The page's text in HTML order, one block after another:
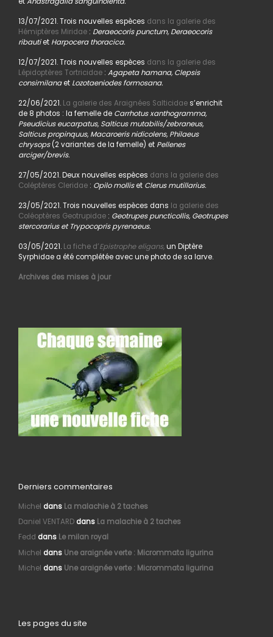
13/07/2021. Trois nouvelles espèces dans la galerie des
Hémiptères Miridae: Deraeocoris punctum, Deraeocoris
ribautiet Harpocera thoracica.
12/07/2021. Trois nouvelles espèces dans la galerie des
Lépidoptères Tortricidae: Agapeta hamana, Clepsis
consimilanaet Lozotaeniodes formosana.
22/06/2021. La galerie des Araignées Salticidaes’enrichit
de 8 photos : la femelle de Carrhotus xanthogramma,
Pseudicius eucarpatus, Salticus mutabilis/zebraneus,
Salticus propinquus, Macaroeris nidicolens, Philaeus
chrysops(2 variantes de la femelle) et Pellenes
arciger/brevis.
27/05/2021. Deux nouvelles espèces dans la galerie des
Coléptères Cleridae: Opilo molliset Clerus mutillarius.
23/05/2021. Trois nouvelles espèces dans la galerie des
Coléoptères Geotrupidae: Geotrupes puncticollis, Geotrupes
stercorarius et Trypocopris pyrenaeus.
03/05/2021. La fiche d’Epistrophe eligans,un Diptère
Syrphidae a été complétée avec une photo de sa larve.
Archives des mises à jour
Derniers commentaires
Michel dans La malachie à 2 taches
Daniel VENTARDdans La malachie à 2 taches
Fedd dans Le milan royal
Michel dans Une araignée verte : Micrommata ligurina
Michel dans Une araignée verte : Micrommata ligurina
Les pages du site